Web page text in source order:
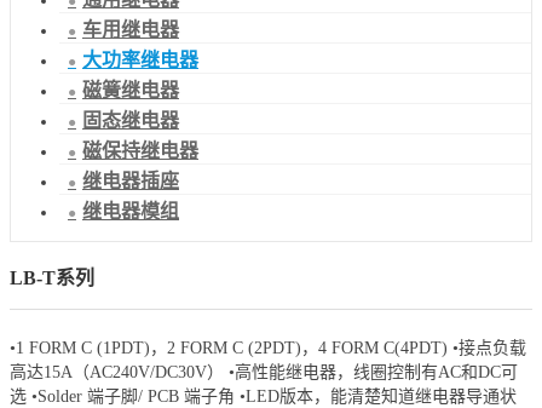
车用继电器
大功率继电器
磁簧继电器
固态继电器
磁保持继电器
继电器插座
继电器模组
LB-T系列
•1 FORM C (1PDT)，2 FORM C (2PDT)，4 FORM C(4PDT) •接点负载
高达15A（AC240V/DC30V） •高性能继电器，线圈控制有AC和DC可
选 •Solder 端子脚/ PCB 端子角 •LED版本，能清楚知道继电器导通状